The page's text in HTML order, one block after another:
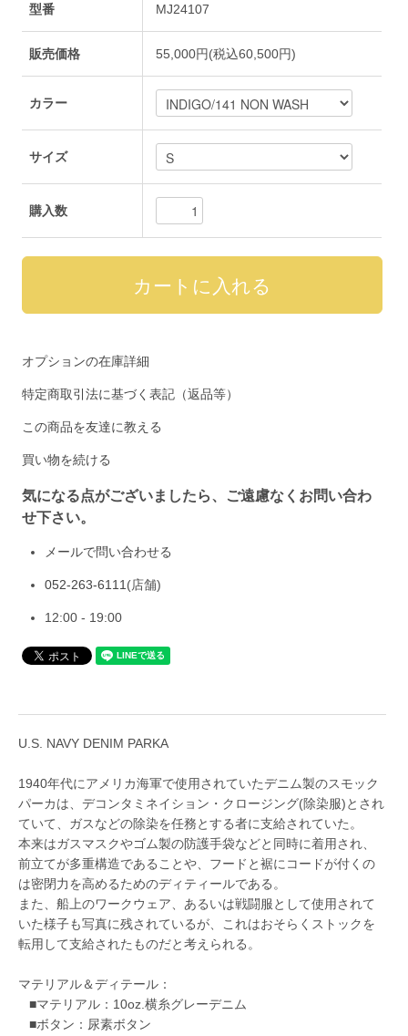
型番 MJ24107
販売価格 55,000円(税込60,500円)
カラー
サイズ
購入数
オプションの在庫詳細
特定商取引法に基づく表記（返品等）
この商品を友達に教える
買い物を続ける
気になる点がございましたら、ご遠慮なくお問い合わ
せ下さい。
メールで問い合わせる
052-263-6111(店舗)
12:00 - 19:00
U.S. NAVY DENIM PARKA
1940年代にアメリカ海軍で使用されていたデニム製のスモック
パーカは、デコンタミネイション・クロージング(除染服)とされ
ていて、ガスなどの除染を任務とする者に支給されていた。
本来はガスマスクやゴム製の防護手袋などと同時に着用され、
前立てが多重構造であることや、フードと裾にコードが付くの
は密閉力を高めるためのディティールである。
また、船上のワークウェア、あるいは戦闘服として使用されて
いた様子も写真に残されているが、これはおそらくストックを
転用して支給されたものだと考えられる。
マテリアル＆ディテール：
■マテリアル：10oz.横糸グレーデニム
■ボタン：尿素ボタン